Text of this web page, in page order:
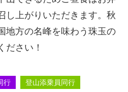
し上がりいただきます。秋
地方の名峰を味わう珠玉の
ださい！
行 登山添乗員同行